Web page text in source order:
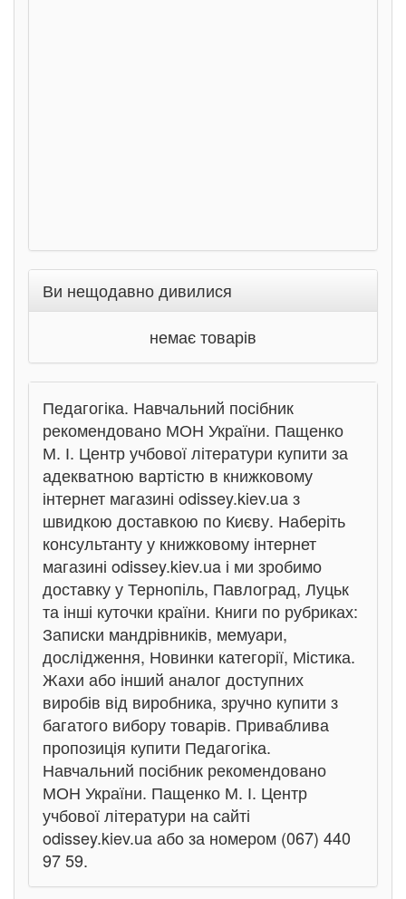
Ви нещодавно дивилися
немає товарів
Педагогіка. Навчальний посібник
рекомендовано МОН України. Пащенко
М. І. Центр учбової літератури купити за
адекватною вартістю в книжковому
інтернет магазині odissey.kiev.ua з
швидкою доставкою по Києву. Наберіть
консультанту у книжковому інтернет
магазині odissey.kiev.ua і ми зробимо
доставку у Тернопіль, Павлоград, Луцьк
та інші куточки країни. Книги по рубриках:
Записки мандрівників, мемуари,
дослідження, Новинки категорії, Містика.
Жахи або інший аналог доступних
виробів від виробника, зручно купити з
багатого вибору товарів. Приваблива
пропозиція купити Педагогіка.
Навчальний посібник рекомендовано
МОН України. Пащенко М. І. Центр
учбової літератури на сайті
odissey.kiev.ua або за номером (067) 440
97 59.